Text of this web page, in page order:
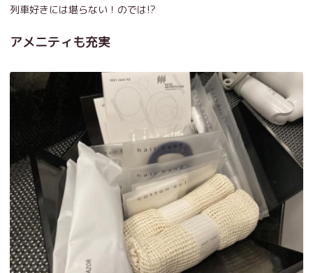
列車好きには堪らない！のでは!?
アメニティも充実